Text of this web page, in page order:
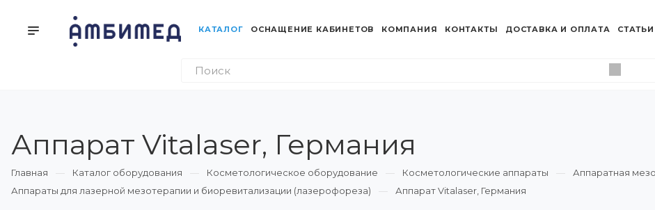
КАТАЛОГ ОСНАЩЕНИЕ КАБИНЕТОВ КОМПАНИЯ КОНТАКТЫ ДОСТАВКА И ОПЛАТА СТАТЬИ
Аппарат Vitalaser, Германия
Главная Каталог оборудования Косметологическое оборудование Косметологические аппараты
Аппаратная
Аппараты для лазерной мезотерапии и биоревитализации (лазерофореза)
Аппарат Vitalaser, Германия